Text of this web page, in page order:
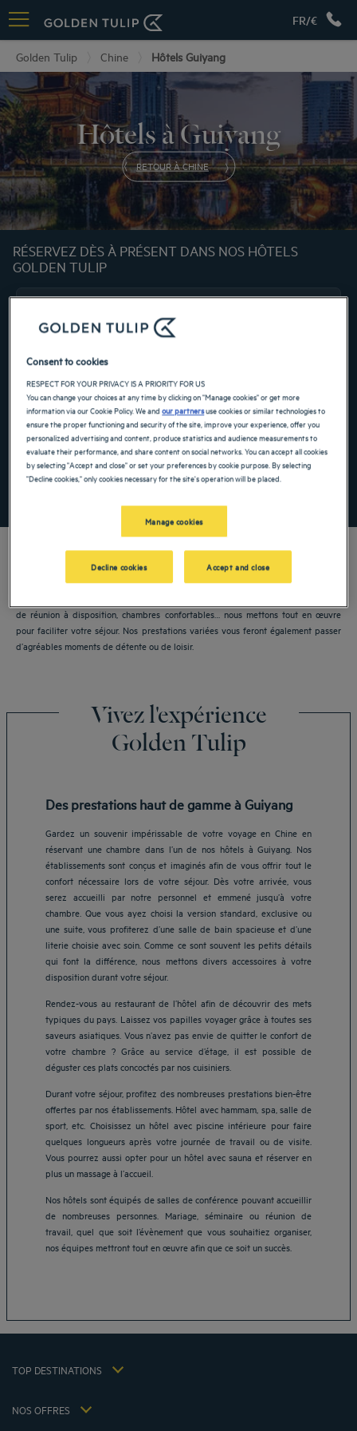
FR/€
Golden Tulip Chine Hôtels Guiyang
Hôtels à Guiyang
RETOUR À CHINE
RÉSERVEZ DÈS À PRÉSENT DANS NOS HÔTELS
GOLDEN TULIP
Navigate forward to interact with the calendar and select a date. Press the
Navigate backward to interact with the
Ajouter un code
de réunion à disposition, chambres confortables… nous mettons tout en œuvre
pour faciliter votre séjour. Nos prestations variées vous feront également passer
d’agréables moments de détente ou de loisir.
Vivez l'expérience
Golden Tulip
Des prestations haut de gamme à Guiyang
Gardez un souvenir impérissable de votre voyage en Chine en
réservant une chambre dans l’un de nos hôtels à Guiyang. Nos
établissements sont conçus et imaginés afin de vous offrir tout le
confort nécessaire lors de votre séjour. Dès votre arrivée, vous
serez accueilli par notre personnel et emmené jusqu’à votre
chambre. Que vous ayez choisi la version standard, exclusive ou
une suite, vous profiterez d’une salle de bain spacieuse et d’une
literie choisie avec soin. Comme ce sont souvent les petits détails
qui font la différence, nous mettons divers accessoires à votre
disposition durant votre séjour.
Rendez-vous au restaurant de l’hôtel afin de découvrir des mets
typiques du pays. Laissez vos papilles voyager grâce à toutes ses
saveurs asiatiques. Vous n’avez pas envie de quitter le confort de
votre chambre ? Grâce au service d’étage, il est possible de
déguster ces plats concoctés par nos cuisiniers.
Durant votre séjour, profitez des nombreuses prestations bien-être
offertes par nos établissements. Hôtel avec hammam, spa, salle de
sport, etc. Choisissez un hôtel avec piscine intérieure pour faire
quelques longueurs après votre journée de travail ou de visite.
Vous pourrez aussi opter pour un hôtel avec sauna et réserver en
plus un massage à l’accueil.
Nos hôtels sont équipés de salles de conférence pouvant accueillir
de nombreuses personnes. Mariage, séminaire ou réunion de
travail, quel que soit l’évènement que vous souhaitiez organiser,
nos équipes mettront tout en œuvre afin que ce soit un succès.
TOP DESTINATIONS
Hôtels Aix-les-Bains
Hôtels Marseille
Hôtels Strasbourg
Hôtels Pornic
Hôtels Bangkok
Hôtels Saint-Malo
NOS OFFRES
Offre évasion petit-déjeuner inclus
Ma réservation
Politique des données personnelles
Conditions générales d'utilisation Flavours Instant Benefit
Politiques de taxes 2023
Consent to cookies
RESPECT FOR YOUR PRIVACY IS A PRIORITY FOR US
You can change your choices at any time by clicking on "Manage cookies" or get more
information via our Cookie Policy. We andour partnersuse cookies or similar technologies to
ensure the proper functioning and security of the site, improve your experience, offer you
personalized advertising and content, produce statistics and audience measurements to
evaluate their performance, and share content on social networks. You can accept all cookies
by selecting "Accept and close" or set your preferences by cookie purpose. By selecting
"Decline cookies," only cookies necessary for the site's operation will be placed.
Manage cookies
Decline cookies Accept and close